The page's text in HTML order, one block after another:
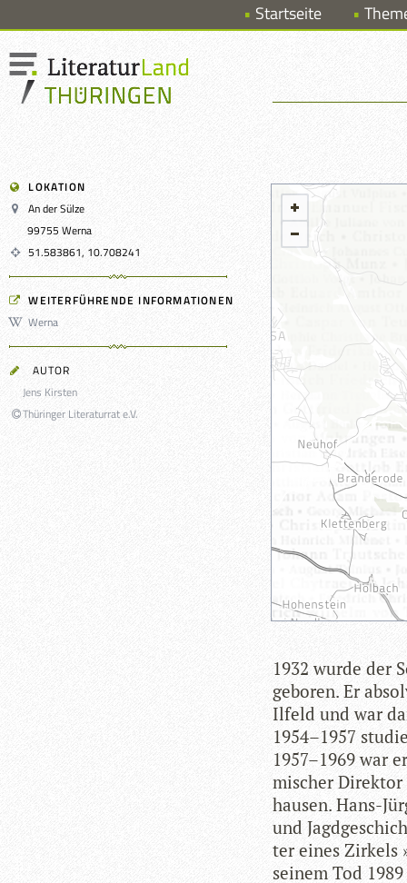
Startseite
LOKATION
An der Sülze
99755 Werna
51.583861, 10.708241
WEITERFÜHRENDE INFORMATIONEN
Werna
AUTOR
Jens Kirsten
Thüringer Literaturrat e.V.
1932 wurde der
gebo­ren. Er
Ilfeld und war
1954–1957
1957–1969 war
mi­scher
hau­sen. Hans-
und
ter eines Zir­kels
sei­nem Tod